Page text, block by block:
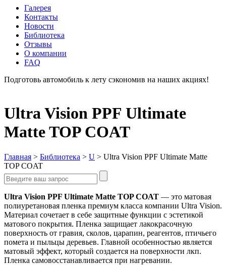
Галерея
Контакты
Новости
Библиотека
Отзывы
О компании
FAQ
Подготовь автомобиль к лету сэкономив на наших акциях!
Ultra Vision PPF Ultimate
Matte TOP COAT
Главная > Библиотека > U > Ultra Vision PPF Ultimate Matte
TOP COAT
Ultra Vision PPF Ultimate Matte TOP COAT — это матовая
полиуретановая пленка премиум класса компании Ultra Vision.
Материал сочетает в себе защитные функции с эстетикой
матового покрытия. Пленка защищает лакокрасочную
поверхность от гравия, сколов, царапин, реагентов, птичьего
помета и пыльцы деревьев. Главной особенностью является
матовый эффект, который создается на поверхности лкп.
Пленка самовосстанавливается при нагревании.